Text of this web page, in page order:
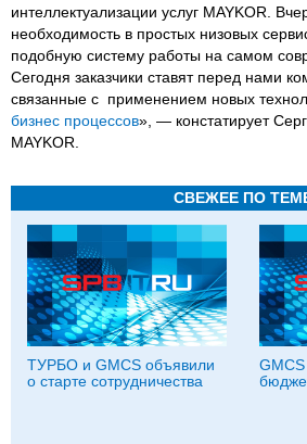
интеллектуализации услуг MAYKOR.
необходимость в простых низовых
подобную систему работы на самом
Сегодня заказчики ставят перед нами
связанные с применением новых
бизнес процессов», — констатирует
MAYKOR.
СВЕЖЕЕ ПО
ТУРБО и GMCS объявили
о старте сотрудничества